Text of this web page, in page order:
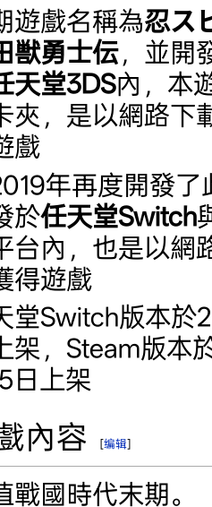
遊戲名稱為忍ス
獣勇士伝，並開
天堂3DS內，本
夾，是以網路下
戲
年再度開發了
於任天堂Switch
台內，也是以網
得遊戲
堂Switch版本於
架，Steam版本
日上架
內容 [编辑]
戰國時代末期。